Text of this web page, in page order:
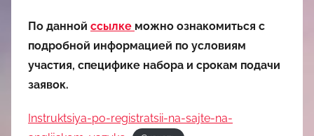
По данной ссылке можно ознакомиться с
подробной информацией по условиям
участия, специфике набора и срокам подачи
заявок.
Instruktsiya-po-registratsii-na-sajte-na-